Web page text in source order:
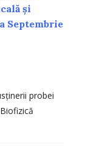
și
Septembrie
probei